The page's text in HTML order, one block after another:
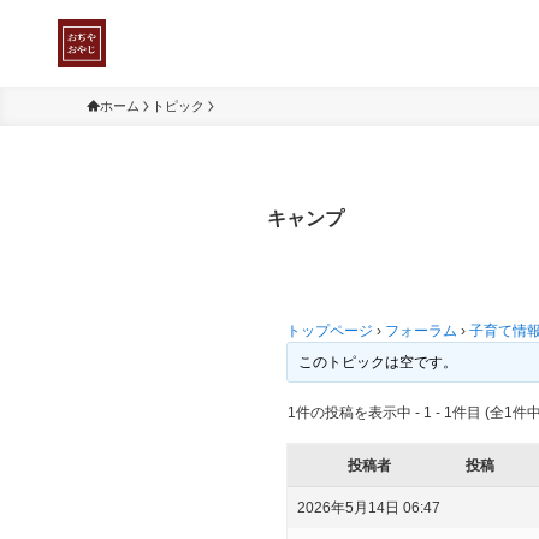
ホーム トピック
キャンプ
トップページ › フォーラム › 子育て情報
このトピックは空です。
1件の投稿を表示中 - 1 - 1件目 (全1件
投稿者 投稿
2026年5月14日 06:47